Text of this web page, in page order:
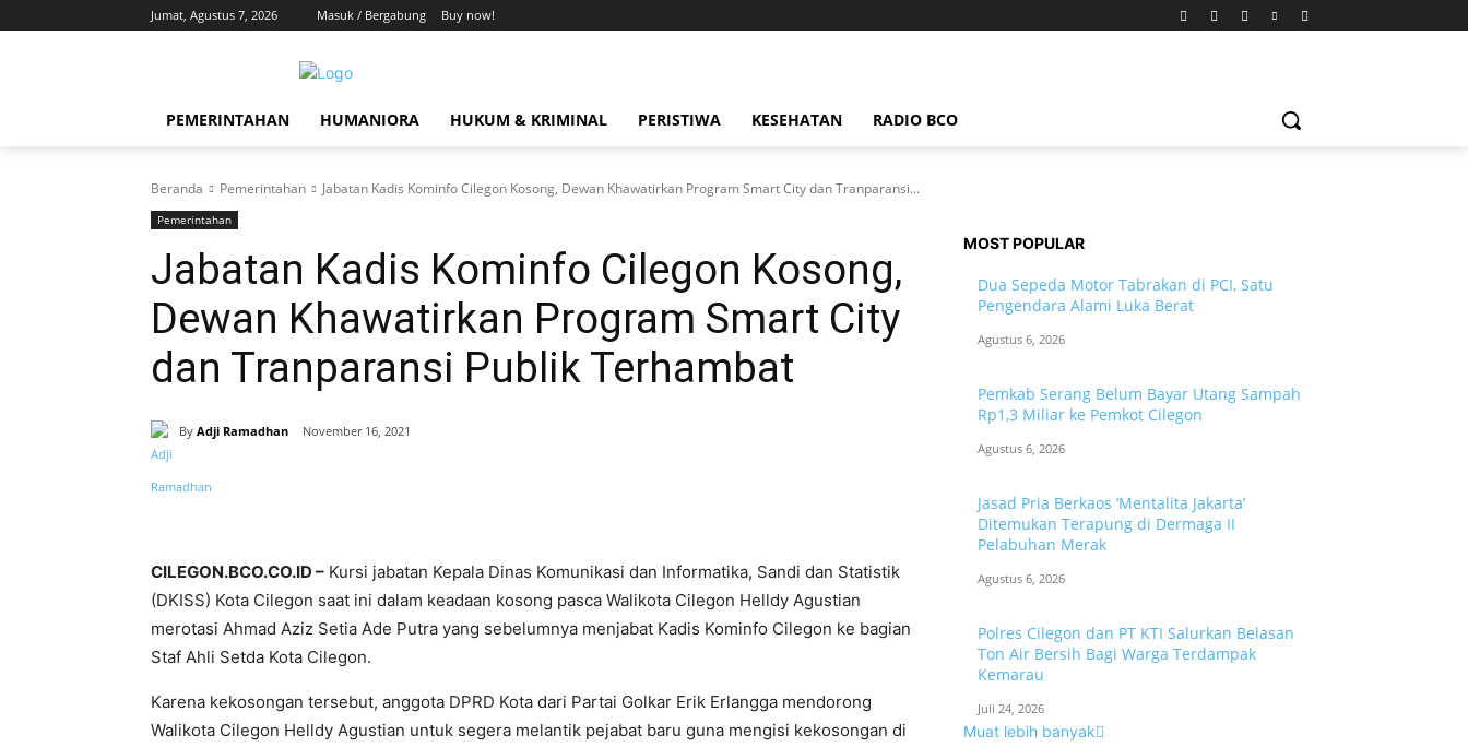
Jumat, Agustus 7, 2026 Masuk / Bergabung Buy now!
PEMERINTAHAN HUMANIORA HUKUM & KRIMINAL PERISTIWA KESEHATAN RADIO BCO
Beranda Pemerintahan Jabatan Kadis Kominfo Cilegon Kosong, Dewan Khawatirkan Program Smart City dan Tranparansi...
Pemerintahan
Jabatan Kadis Kominfo Cilegon Kosong,
Dewan Khawatirkan Program Smart City
dan Tranparansi Publik Terhambat
By Adji Ramadhan November 16, 2021
Bagikan
CILEGON.BCO.CO.ID – Kursi jabatan Kepala Dinas Komunikasi dan Informatika, Sandi dan Statistik
(DKISS) Kota Cilegon saat ini dalam keadaan kosong pasca Walikota Cilegon Helldy Agustian
merotasi Ahmad Aziz Setia Ade Putra yang sebelumnya menjabat Kadis Kominfo Cilegon ke bagian
Staf Ahli Setda Kota Cilegon.
Karena kekosongan tersebut, anggota DPRD Kota dari Partai Golkar Erik Erlangga mendorong
Walikota Cilegon Helldy Agustian untuk segera melantik pejabat baru guna mengisi kekosongan di
MOST POPULAR
Dua Sepeda Motor Tabrakan di PCI, Satu
Pengendara Alami Luka Berat
Agustus 6, 2026
Pemkab Serang Belum Bayar Utang Sampah
Rp1,3 Miliar ke Pemkot Cilegon
Agustus 6, 2026
Jasad Pria Berkaos ‘Mentalita Jakarta’
Ditemukan Terapung di Dermaga II
Pelabuhan Merak
Agustus 6, 2026
Polres Cilegon dan PT KTI Salurkan Belasan
Ton Air Bersih Bagi Warga Terdampak
Kemarau
Juli 24, 2026
Muat lebih banyak